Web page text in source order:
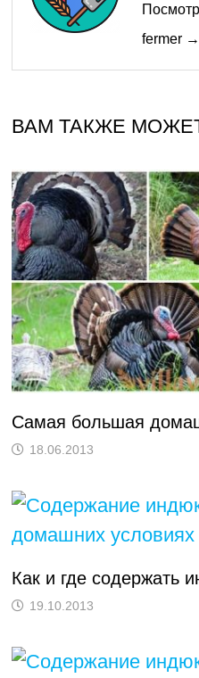
fermer →
ВАМ ТАКЖЕ
Самая большая
18.06.2013
Как и где содержать
19.10.2013